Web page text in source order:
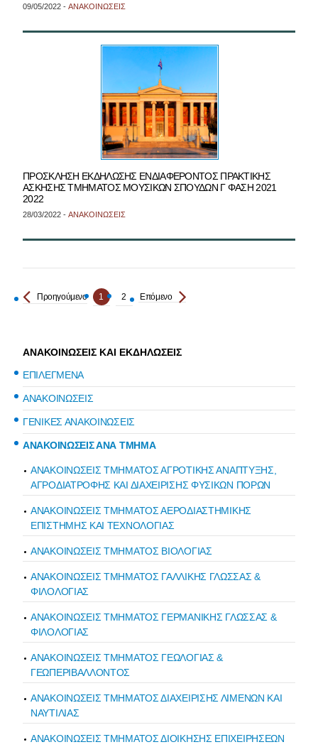
09/05/2022 - ΑΝΑΚΟΙΝΩΣΕΙΣ
ΠΡΟΣΚΛΗΣΗ ΕΚΔΗΛΩΣΗΣ ΕΝΔΙΑΦΕΡΟΝΤΟΣ ΠΡΑΚΤΙΚΗΣ
ΑΣΚΗΣΗΣ ΤΜΗΜΑΤΟΣ ΜΟΥΣΙΚΩΝ ΣΠΟΥΔΩΝ Γ ΦΑΣΗ 2021
2022
28/03/2022 - ΑΝΑΚΟΙΝΩΣΕΙΣ
Προηγούμενο 1 2 Επόμενο
ΑΝΑΚΟΙΝΩΣΕΙΣ ΚΑΙ ΕΚΔΗΛΩΣΕΙΣ
ΕΠΙΛΕΓΜΕΝΑ
ΑΝΑΚΟΙΝΩΣΕΙΣ
ΓΕΝΙΚΕΣ ΑΝΑΚΟΙΝΩΣΕΙΣ
ΑΝΑΚΟΙΝΩΣΕΙΣ ΑΝΑ ΤΜΗΜΑ
ΑΝΑΚΟΙΝΩΣΕΙΣ ΤΜΗΜΑΤΟΣ ΑΓΡΟΤΙΚΗΣ ΑΝΑΠΤΥΞΗΣ,
ΑΓΡΟΔΙΑΤΡΟΦΗΣ ΚΑΙ ΔΙΑΧΕΙΡΙΣΗΣ ΦΥΣΙΚΩΝ ΠΟΡΩΝ
ΑΝΑΚΟΙΝΩΣΕΙΣ ΤΜΗΜΑΤΟΣ ΑΕΡΟΔΙΑΣΤΗΜΙΚΗΣ
ΕΠΙΣΤΗΜΗΣ ΚΑΙ ΤΕΧΝΟΛΟΓΙΑΣ
ΑΝΑΚΟΙΝΩΣΕΙΣ ΤΜΗΜΑΤΟΣ ΒΙΟΛΟΓΙΑΣ
ΑΝΑΚΟΙΝΩΣΕΙΣ ΤΜΗΜΑΤΟΣ ΓΑΛΛΙΚΗΣ ΓΛΩΣΣΑΣ &
ΦΙΛΟΛΟΓΙΑΣ
ΑΝΑΚΟΙΝΩΣΕΙΣ ΤΜΗΜΑΤΟΣ ΓΕΡΜΑΝΙΚΗΣ ΓΛΩΣΣΑΣ &
ΦΙΛΟΛΟΓΙΑΣ
ΑΝΑΚΟΙΝΩΣΕΙΣ ΤΜΗΜΑΤΟΣ ΓΕΩΛΟΓΙΑΣ &
ΓΕΩΠΕΡΙΒΑΛΛΟΝΤΟΣ
ΑΝΑΚΟΙΝΩΣΕΙΣ ΤΜΗΜΑΤΟΣ ΔΙΑΧΕΙΡΙΣΗΣ ΛΙΜΕΝΩΝ ΚΑΙ
ΝΑΥΤΙΛΙΑΣ
ΑΝΑΚΟΙΝΩΣΕΙΣ ΤΜΗΜΑΤΟΣ ΔΙΟΙΚΗΣΗΣ ΕΠΙΧΕΙΡΗΣΕΩΝ